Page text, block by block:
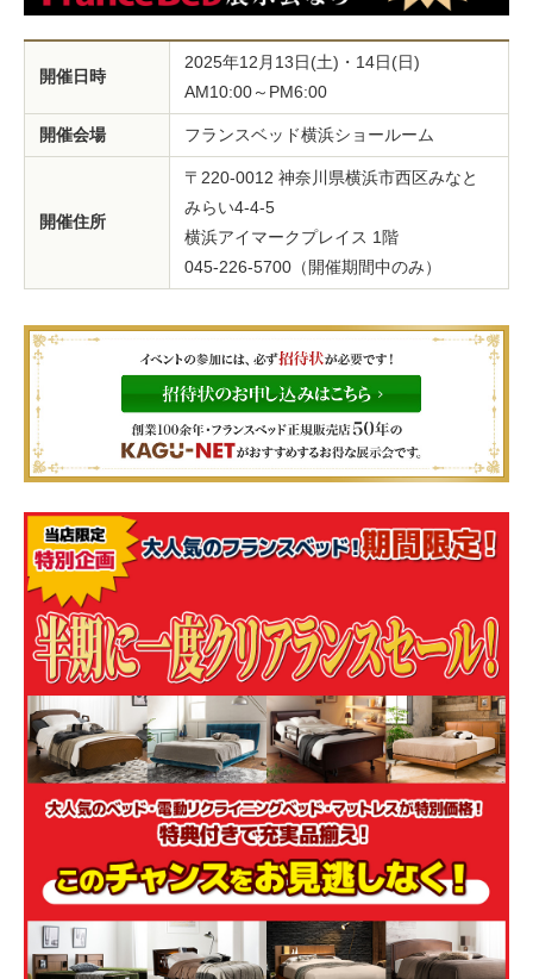
開催日時
2025年12月13日(土)・14日(日)
AM10:00～PM6:00
開催会場 フランスベッド横浜ショールーム
開催住所
〒220-0012 神奈川県横浜市西区みなと
みらい4-4-5
横浜アイマークプレイス 1階
045-226-5700（開催期間中のみ）